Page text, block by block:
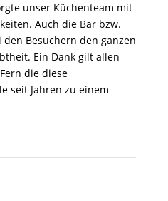
unser Küchenteam mit
Auch die Bar bzw.
Besuchern den ganzen
Ein Dank gilt allen
die diese
seit Jahren zu einem